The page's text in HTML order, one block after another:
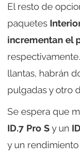
El resto de
paquetes
incrementan el
llantas, habrán
pulgadas y otro
Se espera que
ID.7 Pro S y un
y un